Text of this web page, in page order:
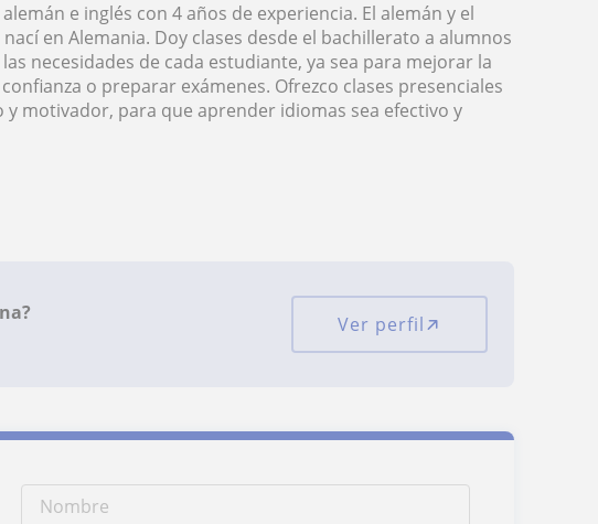
e inglés con 4 años de experiencia. El alemán y el
en Alemania. Doy clases desde el bachillerato a alumnos
necesidades de cada estudiante, ya sea para mejorar la
o preparar exámenes. Ofrezco clases presenciales
motivador, para que aprender idiomas sea efectivo y
Ver perfil